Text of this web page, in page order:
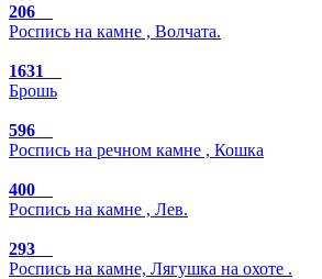
206
Роспись на камне , Волчата.
1631
Брошь
596
Роспись на речном камне , Кошка
400
Роспись на камне , Лев.
293
Роспись на камне, Лягушка на охоте .